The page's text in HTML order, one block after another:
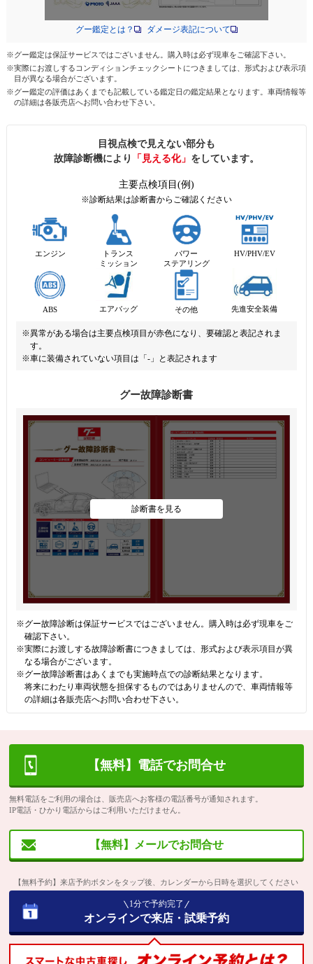
グー鑑定とは？ ダメージ表記について
※グー鑑定は保証サービスではございません。購入時は必ず現車をご確認下さい。
※実際にお渡しするコンディションチェックシートにつきましては、形式および表示項
目が異なる場合がございます。
※グー鑑定の評価はあくまでも記載している鑑定日の鑑定結果となります。車両情報等
の詳細は各販売店へお問い合わせ下さい。
目視点検で見えない部分も
故障診断機により
「見える化」 をしています。
主要点検項目(例)
※診断結果は診断書からご確認ください
エンジン
トランス
ミッション
パワー
ステアリング
HV/PHV/EV
ABS エアバッグ その他 先進安全装備
※異常がある場合は主要点検項目が赤色になり、要確認と表記されま
す。
※車に装備されていない項目は「-」と表記されます
グー故障診断書
診断書を見る
※グー故障診断は保証サービスではございません。購入時は必ず現車をご
確認下さい。
※実際にお渡しする故障診断書につきましては、形式および表示項目が異
なる場合がございます。
※グー故障診断書はあくまでも実施時点での診断結果となります。
将来にわたり車両状態を担保するものではありませんので、車両情報等
の詳細は各販売店へお問い合わせ下さい。
【無料】電話でお問合せ
無料電話をご利用の場合は、販売店へお客様の電話番号が通知されます。
IP電話・ひかり電話からはご利用いただけません。
【無料】メールでお問合せ
【無料予約】来店予約ボタンをタップ後、カレンダーから日時を選択してください
1分で予約完了
オンラインで来店・試乗予約